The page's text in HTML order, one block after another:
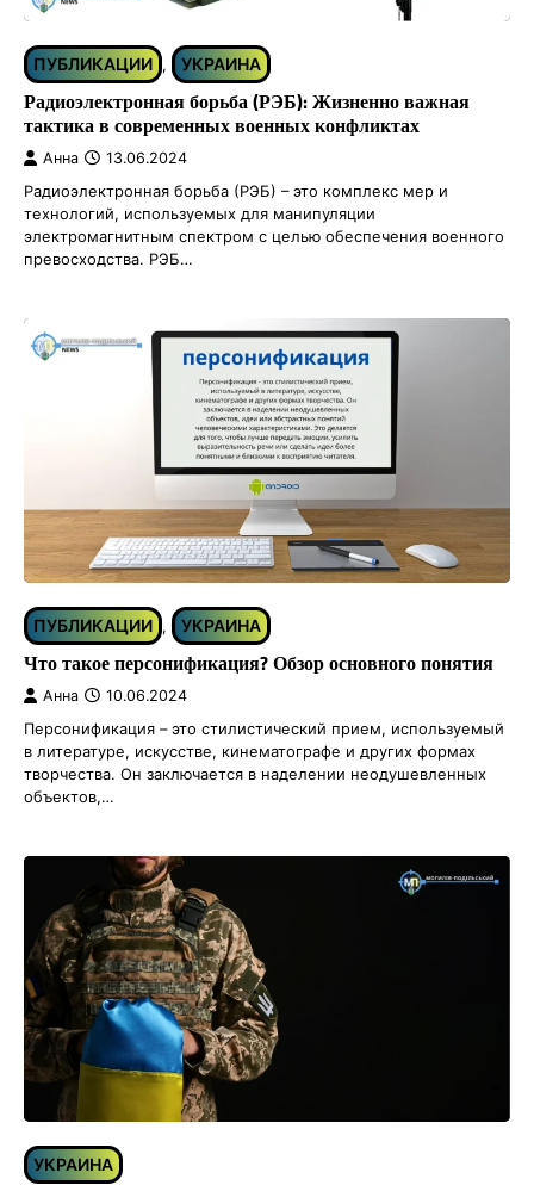
ПУБЛИКАЦИИ , УКРАИНА
Радиоэлектронная борьба (РЭБ): Жизненно важная
тактика в современных военных конфликтах
Анна 13.06.2024
Радиоэлектронная борьба (РЭБ) – это комплекс мер и
технологий, используемых для манипуляции
электромагнитным спектром с целью обеспечения военного
превосходства. РЭБ…
ПУБЛИКАЦИИ , УКРАИНА
Что такое персонификация? Обзор основного понятия
Анна 10.06.2024
Персонификация – это стилистический прием, используемый
в литературе, искусстве, кинематографе и других формах
творчества. Он заключается в наделении неодушевленных
объектов,…
УКРАИНА